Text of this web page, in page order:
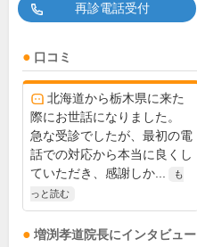
再診電話受付
口コミ
北海道から栃木県に来た
際にお世話になりました。
急な受診でしたが、最初の電
話での対応から本当に良くし
ていただき、感謝しか...
も
っと読む
増渕孝道院長にインタビュー